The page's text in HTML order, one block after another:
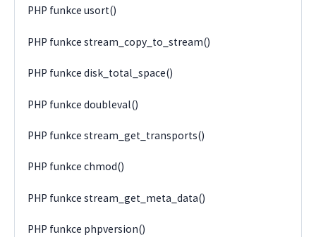
PHP funkce usort()
PHP funkce stream_copy_to_stream()
PHP funkce disk_total_space()
PHP funkce doubleval()
PHP funkce stream_get_transports()
PHP funkce chmod()
PHP funkce stream_get_meta_data()
PHP funkce phpversion()